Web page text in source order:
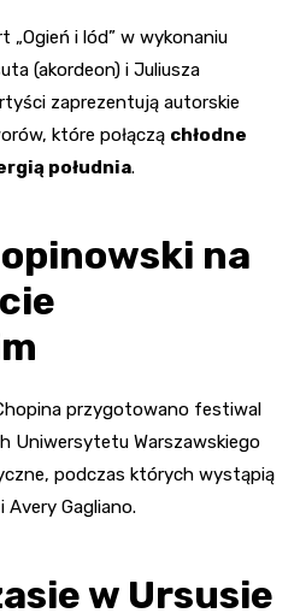
„Ogień i lód” w wykonaniu
(akordeon) i Juliusza
zaprezentują autorskie
które połączą chłodne
południa.
na
przygotowano festiwal
Uniwersytetu Warszawskiego
podczas których wystąpią
Avery Gagliano.
w Ursusie